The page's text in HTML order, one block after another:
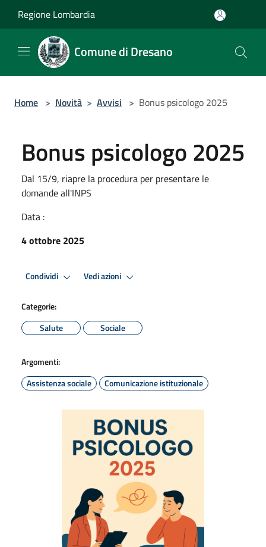
Regione Lombardia
Comune di Dresano
Home > Novità > Avvisi > Bonus psicologo 2025
Bonus psicologo 2025
Dal 15/9, riapre la procedura per presentare le
domande all'INPS
Data :
4 ottobre 2025
Condividi Vedi azioni
Categorie:
Salute
Sociale
Argomenti:
Assistenza sociale
Comunicazione istituzionale